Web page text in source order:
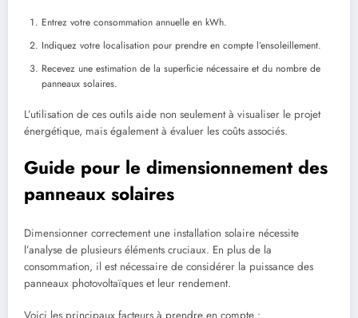
Entrez votre consommation annuelle en kWh.
Indiquez votre localisation pour prendre en compte l’ensoleillement.
Recevez une estimation de la superficie nécessaire et du nombre de
panneaux solaires.
L’utilisation de ces outils aide non seulement à visualiser le projet
énergétique, mais également à évaluer les coûts associés.
Guide pour le dimensionnement des
panneaux solaires
Dimensionner correctement une installation solaire nécessite
l’analyse de plusieurs éléments cruciaux. En plus de la
consommation, il est nécessaire de considérer la puissance des
panneaux photovoltaïques et leur rendement.